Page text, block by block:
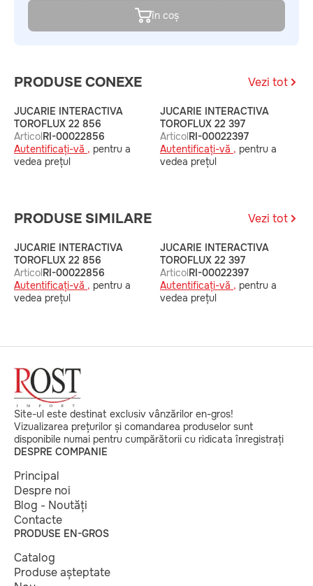
în coș
PRODUSE CONEXE Vezi tot
JUCARIE INTERACTIVA
TOROFLUX 22 856
ArticolRI-00022856
Autentificați-vă , pentru a
vedea prețul
JUCARIE INTERACTIVA
TOROFLUX 22 397
ArticolRI-00022397
Autentificați-vă , pentru a
vedea prețul
PRODUSE SIMILARE Vezi tot
JUCARIE INTERACTIVA
TOROFLUX 22 856
ArticolRI-00022856
Autentificați-vă , pentru a
vedea prețul
JUCARIE INTERACTIVA
TOROFLUX 22 397
ArticolRI-00022397
Autentificați-vă , pentru a
vedea prețul
Site-ul este destinat exclusiv vânzărilor en-gros!
Vizualizarea prețurilor și comandarea produselor sunt
disponibile numai pentru cumpărătorii cu ridicata înregistrați
DESPRE COMPANIE
Principal
Despre noi
Blog - Noutăți
Contacte
PRODUSE EN-GROS
Catalog
Produse așteptate